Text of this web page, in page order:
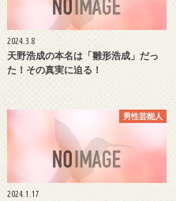
2024.3.8
天野浩成の本名は「雛形浩成」だっ
た！その真実に迫る！
男性芸能人
2024.1.17